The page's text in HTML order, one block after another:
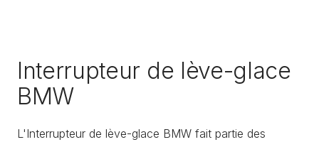
Interrupteur de lève-glace
BMW
L'Interrupteur de lève-glace BMW fait partie des